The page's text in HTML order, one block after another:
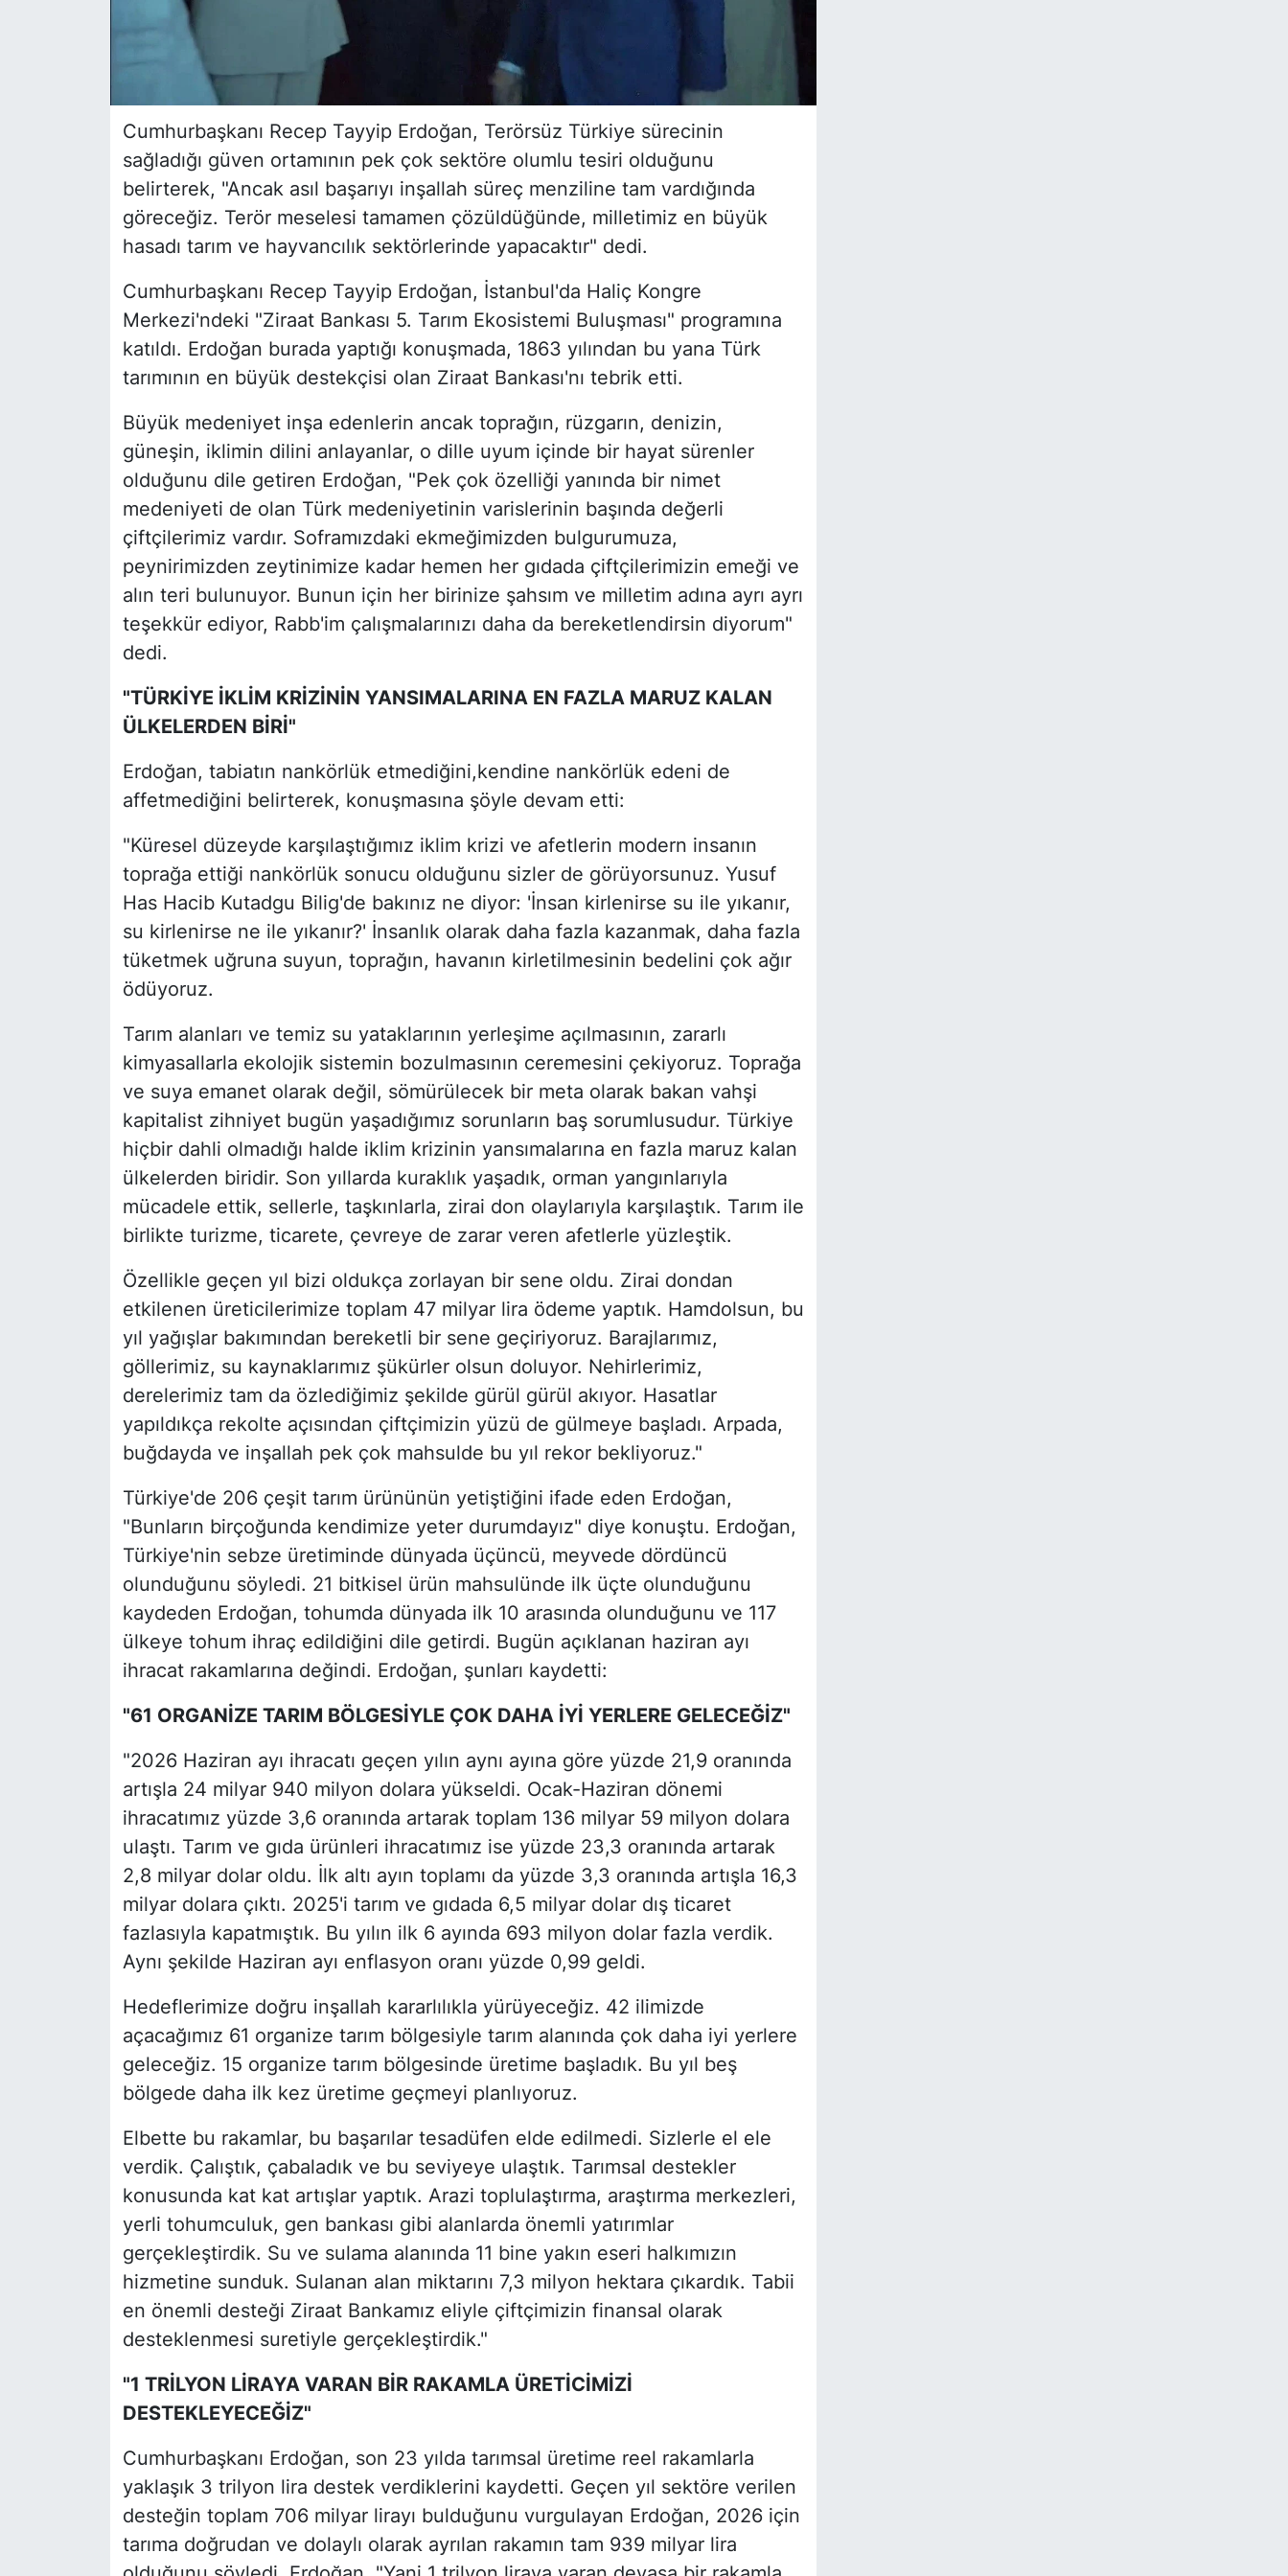
Cumhurbaşkanı Recep Tayyip Erdoğan, Terörsüz Türkiye sürecinin
sağladığı güven ortamının pek çok sektöre olumlu tesiri olduğunu
belirterek, "Ancak asıl başarıyı inşallah süreç menziline tam vardığında
göreceğiz. Terör meselesi tamamen çözüldüğünde, milletimiz en büyük
hasadı tarım ve hayvancılık sektörlerinde yapacaktır" dedi.
Cumhurbaşkanı Recep Tayyip Erdoğan, İstanbul'da Haliç Kongre
Merkezi'ndeki "Ziraat Bankası 5. Tarım Ekosistemi Buluşması" programına
katıldı. Erdoğan burada yaptığı konuşmada, 1863 yılından bu yana Türk
tarımının en büyük destekçisi olan Ziraat Bankası'nı tebrik etti.
Büyük medeniyet inşa edenlerin ancak toprağın, rüzgarın, denizin,
güneşin, iklimin dilini anlayanlar, o dille uyum içinde bir hayat sürenler
olduğunu dile getiren Erdoğan, "Pek çok özelliği yanında bir nimet
medeniyeti de olan Türk medeniyetinin varislerinin başında değerli
çiftçilerimiz vardır. Soframızdaki ekmeğimizden bulgurumuza,
peynirimizden zeytinimize kadar hemen her gıdada çiftçilerimizin emeği ve
alın teri bulunuyor. Bunun için her birinize şahsım ve milletim adına ayrı ayrı
teşekkür ediyor, Rabb'im çalışmalarınızı daha da bereketlendirsin diyorum"
dedi.
"TÜRKİYE İKLİM KRİZİNİN YANSIMALARINA EN FAZLA MARUZ KALAN
ÜLKELERDEN BİRİ"
Erdoğan, tabiatın nankörlük etmediğini,kendine nankörlük edeni de
affetmediğini belirterek, konuşmasına şöyle devam etti:
"Küresel düzeyde karşılaştığımız iklim krizi ve afetlerin modern insanın
toprağa ettiği nankörlük sonucu olduğunu sizler de görüyorsunuz. Yusuf
Has Hacib Kutadgu Bilig'de bakınız ne diyor: 'İnsan kirlenirse su ile yıkanır,
su kirlenirse ne ile yıkanır?' İnsanlık olarak daha fazla kazanmak, daha fazla
tüketmek uğruna suyun, toprağın, havanın kirletilmesinin bedelini çok ağır
ödüyoruz.
Tarım alanları ve temiz su yataklarının yerleşime açılmasının, zararlı
kimyasallarla ekolojik sistemin bozulmasının ceremesini çekiyoruz. Toprağa
ve suya emanet olarak değil, sömürülecek bir meta olarak bakan vahşi
kapitalist zihniyet bugün yaşadığımız sorunların baş sorumlusudur. Türkiye
hiçbir dahli olmadığı halde iklim krizinin yansımalarına en fazla maruz kalan
ülkelerden biridir. Son yıllarda kuraklık yaşadık, orman yangınlarıyla
mücadele ettik, sellerle, taşkınlarla, zirai don olaylarıyla karşılaştık. Tarım ile
birlikte turizme, ticarete, çevreye de zarar veren afetlerle yüzleştik.
Özellikle geçen yıl bizi oldukça zorlayan bir sene oldu. Zirai dondan
etkilenen üreticilerimize toplam 47 milyar lira ödeme yaptık. Hamdolsun, bu
yıl yağışlar bakımından bereketli bir sene geçiriyoruz. Barajlarımız,
göllerimiz, su kaynaklarımız şükürler olsun doluyor. Nehirlerimiz,
derelerimiz tam da özlediğimiz şekilde gürül gürül akıyor. Hasatlar
yapıldıkça rekolte açısından çiftçimizin yüzü de gülmeye başladı. Arpada,
buğdayda ve inşallah pek çok mahsulde bu yıl rekor bekliyoruz."
Türkiye'de 206 çeşit tarım ürününün yetiştiğini ifade eden Erdoğan,
"Bunların birçoğunda kendimize yeter durumdayız" diye konuştu. Erdoğan,
Türkiye'nin sebze üretiminde dünyada üçüncü, meyvede dördüncü
olunduğunu söyledi. 21 bitkisel ürün mahsulünde ilk üçte olunduğunu
kaydeden Erdoğan, tohumda dünyada ilk 10 arasında olunduğunu ve 117
ülkeye tohum ihraç edildiğini dile getirdi. Bugün açıklanan haziran ayı
ihracat rakamlarına değindi. Erdoğan, şunları kaydetti:
"61 ORGANİZE TARIM BÖLGESİYLE ÇOK DAHA İYİ YERLERE GELECEĞİZ"
"2026 Haziran ayı ihracatı geçen yılın aynı ayına göre yüzde 21,9 oranında
artışla 24 milyar 940 milyon dolara yükseldi. Ocak-Haziran dönemi
ihracatımız yüzde 3,6 oranında artarak toplam 136 milyar 59 milyon dolara
ulaştı. Tarım ve gıda ürünleri ihracatımız ise yüzde 23,3 oranında artarak
2,8 milyar dolar oldu. İlk altı ayın toplamı da yüzde 3,3 oranında artışla 16,3
milyar dolara çıktı. 2025'i tarım ve gıdada 6,5 milyar dolar dış ticaret
fazlasıyla kapatmıştık. Bu yılın ilk 6 ayında 693 milyon dolar fazla verdik.
Aynı şekilde Haziran ayı enflasyon oranı yüzde 0,99 geldi.
Hedeflerimize doğru inşallah kararlılıkla yürüyeceğiz. 42 ilimizde
açacağımız 61 organize tarım bölgesiyle tarım alanında çok daha iyi yerlere
geleceğiz. 15 organize tarım bölgesinde üretime başladık. Bu yıl beş
bölgede daha ilk kez üretime geçmeyi planlıyoruz.
Elbette bu rakamlar, bu başarılar tesadüfen elde edilmedi. Sizlerle el ele
verdik. Çalıştık, çabaladık ve bu seviyeye ulaştık. Tarımsal destekler
konusunda kat kat artışlar yaptık. Arazi toplulaştırma, araştırma merkezleri,
yerli tohumculuk, gen bankası gibi alanlarda önemli yatırımlar
gerçekleştirdik. Su ve sulama alanında 11 bine yakın eseri halkımızın
hizmetine sunduk. Sulanan alan miktarını 7,3 milyon hektara çıkardık. Tabii
en önemli desteği Ziraat Bankamız eliyle çiftçimizin finansal olarak
desteklenmesi suretiyle gerçekleştirdik."
"1 TRİLYON LİRAYA VARAN BİR RAKAMLA ÜRETİCİMİZİ
DESTEKLEYECEĞİZ"
Cumhurbaşkanı Erdoğan, son 23 yılda tarımsal üretime reel rakamlarla
yaklaşık 3 trilyon lira destek verdiklerini kaydetti. Geçen yıl sektöre verilen
desteğin toplam 706 milyar lirayı bulduğunu vurgulayan Erdoğan, 2026 için
tarıma doğrudan ve dolaylı olarak ayrılan rakamın tam 939 milyar lira